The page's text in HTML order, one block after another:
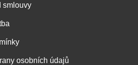
smlouvy
osobních údajů